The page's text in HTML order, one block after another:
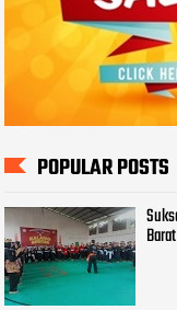
POPULAR POSTS